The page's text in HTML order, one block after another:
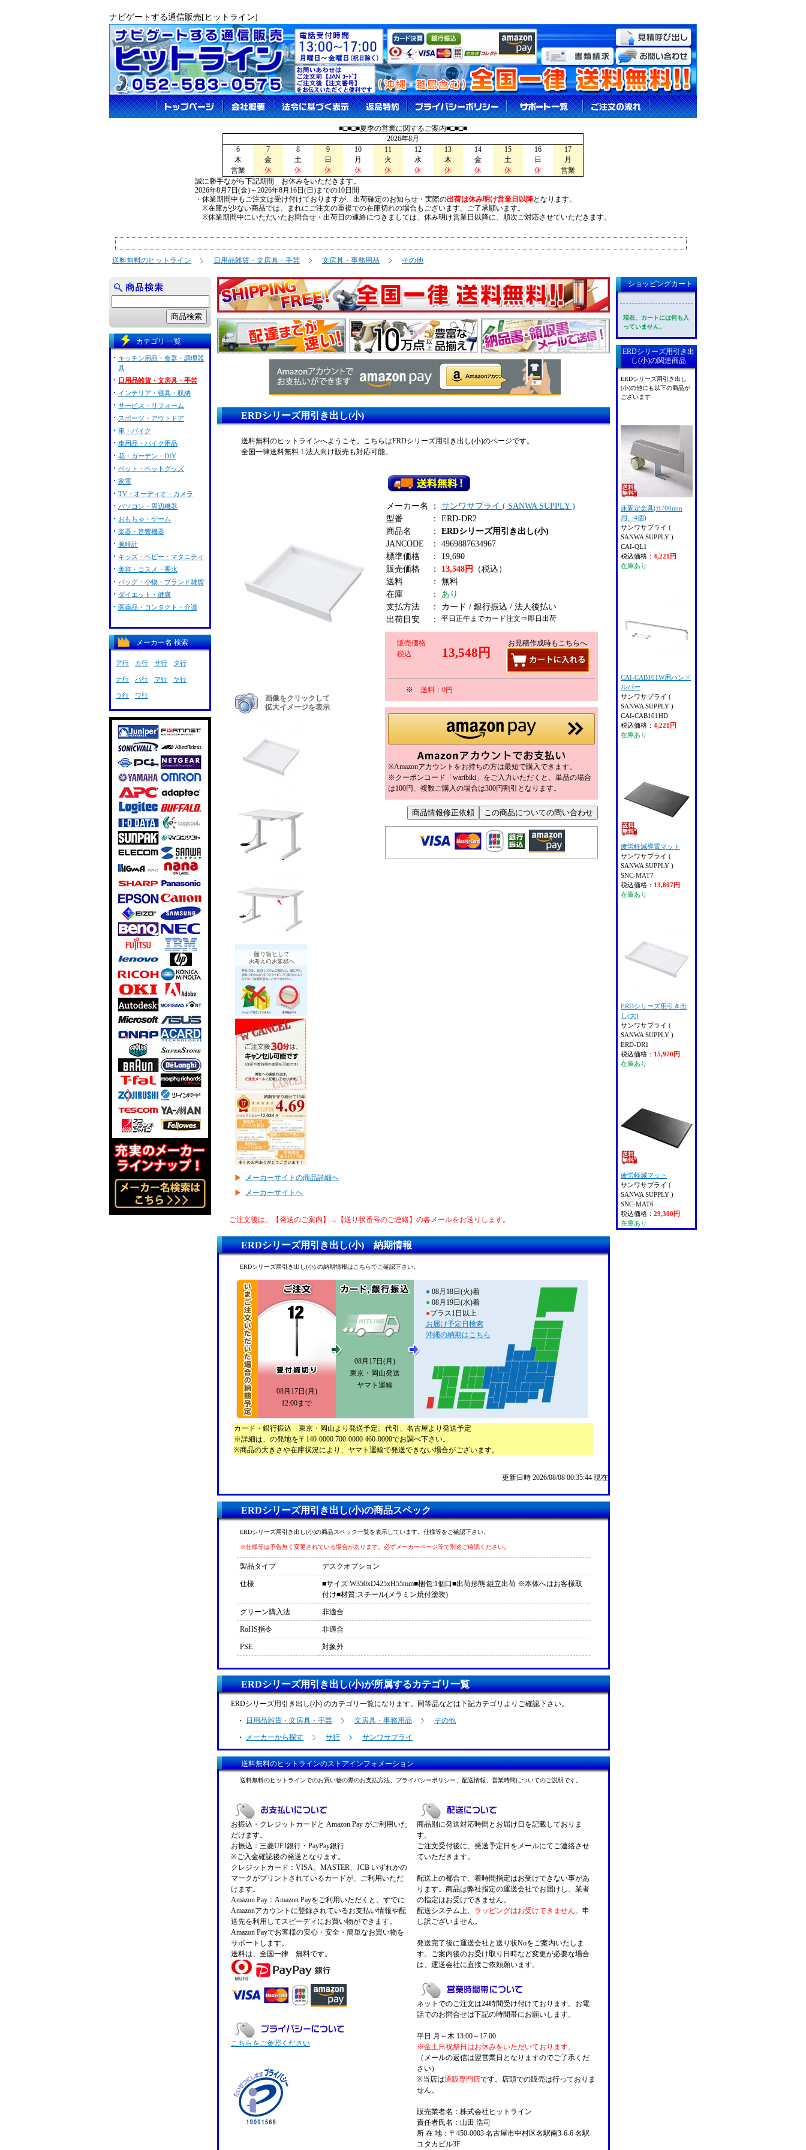
ナビゲートする通信販売[ヒットライン]
■□■□■夏季の営業に関するご案内■□■□■
2026年8月
6
7 8 9 10 11 12 13 14 15 16
17
木
金 土 日 月 火 水 木 金 土 日
月
営業
休 休 休 休 休 休 休 休 休 休
営業
誠に勝手ながら下記期間 お休みをいただきます。
2026年8月7日(金)～2026年8月16日(日)までの10日間
・休業期間中もご注文は受け付けておりますが、出荷確定のお知らせ・実際の出荷は休み明け営業日以降となります。
※在庫が少ない商品では、まれにご注文の重複での在庫切れの場合もございます。ご了承願います。
※休業期間中にいただいたお問合せ・出荷日の連絡につきましては、休み明け営業日以降に、順次ご対応させていただきます。
送料無料のヒットライン 日用品雑貨・文房具・手芸 文房具・事務用品 その他
ERDシリーズ用引き出し(小)
送料無料のヒットラインへようこそ。こちらはERDシリーズ用引き出し(小)のページです。
全国一律送料無料！法人向け販売も対応可能。
画像をクリックして
拡大イメージを表示
メーカーサイトの商品詳細へ
メーカーサイトへ
メーカー名 ：
サンワサプライ ( SANWA SUPPLY )
型番
：
ERD-DR2
商品名
：
ERDシリーズ用引き出し(小)
JANCODE
：
4969887634967
標準価格
：
19,690
販売価格
： 13,548円
（税込）
送料
：
無料
在庫
：
あり
支払方法
：
カード / 銀行振込 / 法人後払い
出荷目安
： 平日正午までカード注文⇒即日出荷
販売価格
税込
13,548円
お見積作成時もこちらへ
※ 送料：0円
※Amazonアカウントをお持ちの方は最短で購入できます。
※クーポンコード「waribiki」をご入力いただくと、単品の場合
は100円、複数ご購入の場合は300円割引となります。
ご注文後は、【発送のご案内】→【送り状番号のご連絡】の各メールをお送りします。
ERDシリーズ用引き出し(小) 納期情報
ERDシリーズ用引き出し(小) の納期情報はこちらでご確認下さい。
08月17日(月)
12:00まで
08月17日(月)
東京・岡山発送
ヤマト運輸
●08月18日(火)着
●08月19日(水)着
●プラス1日以上
お届け予定日検索
沖縄の納期はこちら
カード・銀行振込 東京・岡山より発送予定。代引、名古屋より発送予定
※詳細は、の発地を〒140-0000 700-0000 460-0000でお調べ下さい。
※商品の大きさや在庫状況により、ヤマト運輸で発送できない場合がございます。
更新日時 2026/08/08 00:35:44 現在
ERDシリーズ用引き出し(小)の商品スペック
ERDシリーズ用引き出し(小)の商品スペック一覧を表示しています。仕様等をご確認下さい。
※仕様等は予告無く変更されている場合があります。必ずメーカーページ等で別途ご確認ください。
製品タイプ デスクオプション
仕様
■サイズ:W350xD425xH55mm■梱包:1個口■出荷形態:組立出荷 ※本体へはお客様取
付け■材質:スチール(メラミン焼付塗装)
グリーン購入法 非適合
RoHS指令 非適合
PSE 対象外
ERDシリーズ用引き出し(小)が所属するカテゴリ一覧
ERDシリーズ用引き出し(小) のカテゴリ一覧になります。同等品などは下記カテゴリよりご確認下さい。
日用品雑貨・文房具・手芸
文房具・事務用品
その他
メーカーから探す
サ行 サンワサプライ
送料無料のヒットラインのストアインフォメーション
送料無料のヒットラインでのお買い物の際のお支払方法、プライバシーポリシー、配送情報、営業時間についてのご説明です。
お振込・クレジットカードと Amazon Pay がご利用いた
だけます。
お振込：三菱UFJ銀行・PayPay銀行
※ご入金確認後の発送となります。
クレジットカード：VISA、MASTER、JCB いずれかの
マークがプリントされているカードが、ご利用いただ
けます。
Amazon Pay：Amazon Payをご利用いただくと、すでに
Amazonアカウントに登録されているお支払い情報や配
送先を利用してスピーディにお買い物ができます。
Amazon Payでお客様の安心・安全・簡単なお買い物を
サポートします。
送料は、全国一律 無料です。
こちらをご参照ください
商品別に発送対応時間とお届け日を記載しておりま
す。
ご注文受付後に、発送予定日をメールにてご連絡させ
ていただきます。
配送上の都合で、着時間指定はお受けできない事があ
ります。商品は弊社指定の運送会社でお届けし、業者
の指定はお受けできません。
配送システム上、
ラッピングはお受けできません。 申
し訳ございません。
発送完了後に運送会社と送り状Noをご案内いたしま
す。ご案内後のお受け取り日時など変更が必要な場合
は、運送会社に直接ご依頼願います。
ネットでのご注文は24時間受け付けております。お電
話でのお問合せは下記の時間帯にお願いします。
平日 月～木 13:00～17:00
※金土日祝祭日はお休みをいただいております。
（メールの返信は翌営業日となりますのでご了承くだ
さい）
※当店は通販専門店です。店頭での販売は行っておりま
せん。
販売業者名：株式会社ヒットライン
責任者氏名：山田 浩司
所 在 地：〒450-0003 名古屋市中村区名駅南3-6-6 名駅
ユタカビル3F
カテゴリ 一覧
キッチン用品・食器・調理器
具
日用品雑貨・文房具・手芸
インテリア・寝具・収納
サービス・リフォーム
スポーツ・アウトドア
車・バイク
車用品・バイク用品
花・ガーデン・DIY
ペット・ペットグッズ
家電
TV・オーディオ・カメラ
パソコン・周辺機器
おもちゃ・ゲーム
楽器・音響機器
腕時計
キッズ・ベビー・マタニティ
美容・コスメ・香水
バッグ・小物・ブランド雑貨
ダイエット・健康
医薬品・コンタクト・介護
メーカー名 検索
ア行 カ行 サ行 タ行
ナ行 ハ行 マ行 ヤ行
ラ行 ワ行
ショッピングカート
現在、カートには何も入
っていません。
ERDシリーズ用引き出
し(小)の関連商品
ERDシリーズ用引き出し
(小)の他にも以下の商品が
ございます
床固定金具(H700mm
用、4個)
サンワサプライ (
SANWA SUPPLY )
CAI-QL1
税込価格： 4,221円
在庫あり
CAI-CAB101W用ハンド
ルバー
サンワサプライ (
SANWA SUPPLY )
CAI-CAB101HD
税込価格： 4,221円
在庫あり
疲労軽減導電マット
サンワサプライ (
SANWA SUPPLY )
SNC-MAT7
税込価格： 13,807円
在庫あり
ERDシリーズ用引き出
し(大)
サンワサプライ (
SANWA SUPPLY )
ERD-DR1
税込価格： 15,970円
在庫あり
疲労軽減マット
サンワサプライ (
SANWA SUPPLY )
SNC-MAT6
税込価格： 29,300円
在庫あり